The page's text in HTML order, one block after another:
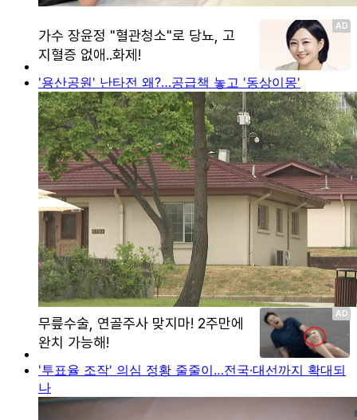
'용산공원' 난타전 왜?…공급책 놓고 '동상이몽'
'투표율 조작' 의심 정황 줄줄이…전국·대선까지 확대되
나